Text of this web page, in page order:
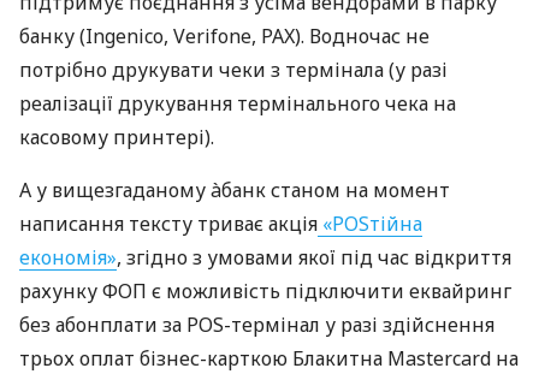
банку (Ingenico, Verifone, PAX). Водночас не
потрібно друкувати чеки з термінала (у разі
реалізації друкування термінального чека на
касовому принтері).
А у вищезгаданому àбанк станом на момент
написання тексту триває акція «POSтійна
економія», згідно з умовами якої під час відкриття
рахунку ФОП є можливість підключити еквайринг
без абонплати за POS-термінал у разі здійснення
трьох оплат бізнес-карткою Блакитна Mastercard на